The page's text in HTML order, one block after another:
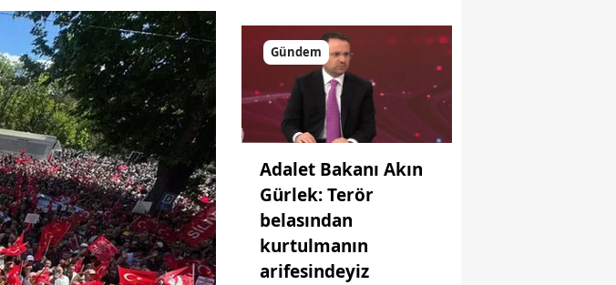
Gündem
Adalet Bakanı Akın
Gürlek: Terör
belasından
kurtulmanın
arifesindeyiz